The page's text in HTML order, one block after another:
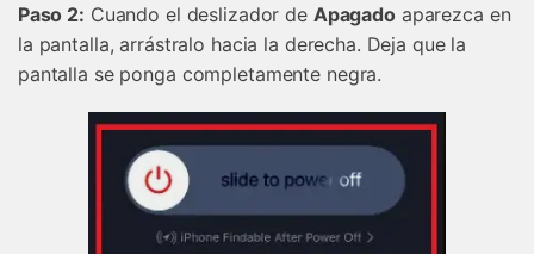
󠀰Paso 2: Cuando el deslizador de Apagado aparezca en
la pantalla, arrástralo hacia la derecha. Deja que la
pantalla se ponga completamente negra.